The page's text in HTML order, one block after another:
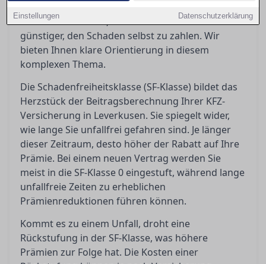
Einstellungen Datenschutzerklärung
kann teuer werden, und manchmal ist es
günstiger, den Schaden selbst zu zahlen. Wir
bieten Ihnen klare Orientierung in diesem
komplexen Thema.
Die Schadenfreiheitsklasse (SF-Klasse) bildet das
Herzstück der Beitragsberechnung Ihrer KFZ-
Versicherung in Leverkusen. Sie spiegelt wider,
wie lange Sie unfallfrei gefahren sind. Je länger
dieser Zeitraum, desto höher der Rabatt auf Ihre
Prämie. Bei einem neuen Vertrag werden Sie
meist in die SF-Klasse 0 eingestuft, während lange
unfallfreie Zeiten zu erheblichen
Prämienreduktionen führen können.
Kommt es zu einem Unfall, droht eine
Rückstufung in der SF-Klasse, was höhere
Prämien zur Folge hat. Die Kosten einer